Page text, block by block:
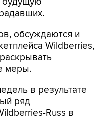
будущую
обсуждаются и
Wildberries,
меры.
в результате
ряд
Russ в